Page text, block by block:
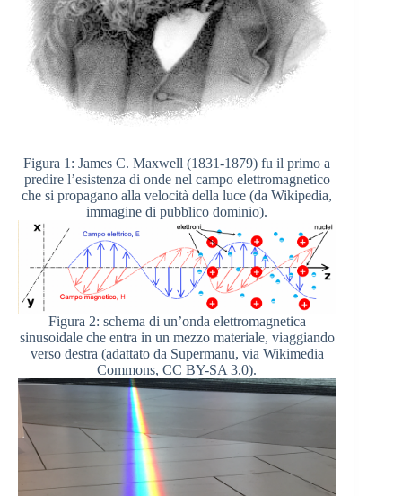
Figura 1: James C. Maxwell (1831-1879) fu il primo a
predire l’esistenza di onde nel campo elettromagnetico
che si propagano alla velocità della luce (da Wikipedia,
immagine di pubblico dominio).
Figura 2: schema di un’onda elettromagnetica
sinusoidale che entra in un mezzo materiale, viaggiando
verso destra (adattato da Supermanu, via Wikimedia
Commons, CC BY-SA 3.0).